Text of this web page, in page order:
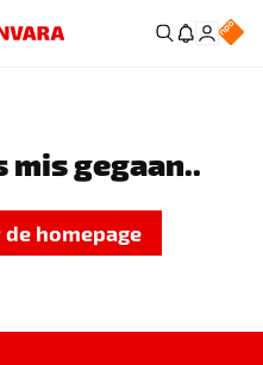
mis gegaan..
homepage